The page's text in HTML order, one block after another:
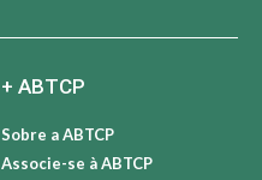
+ ABTCP
Sobre a ABTCP
Associe-se à ABTCP